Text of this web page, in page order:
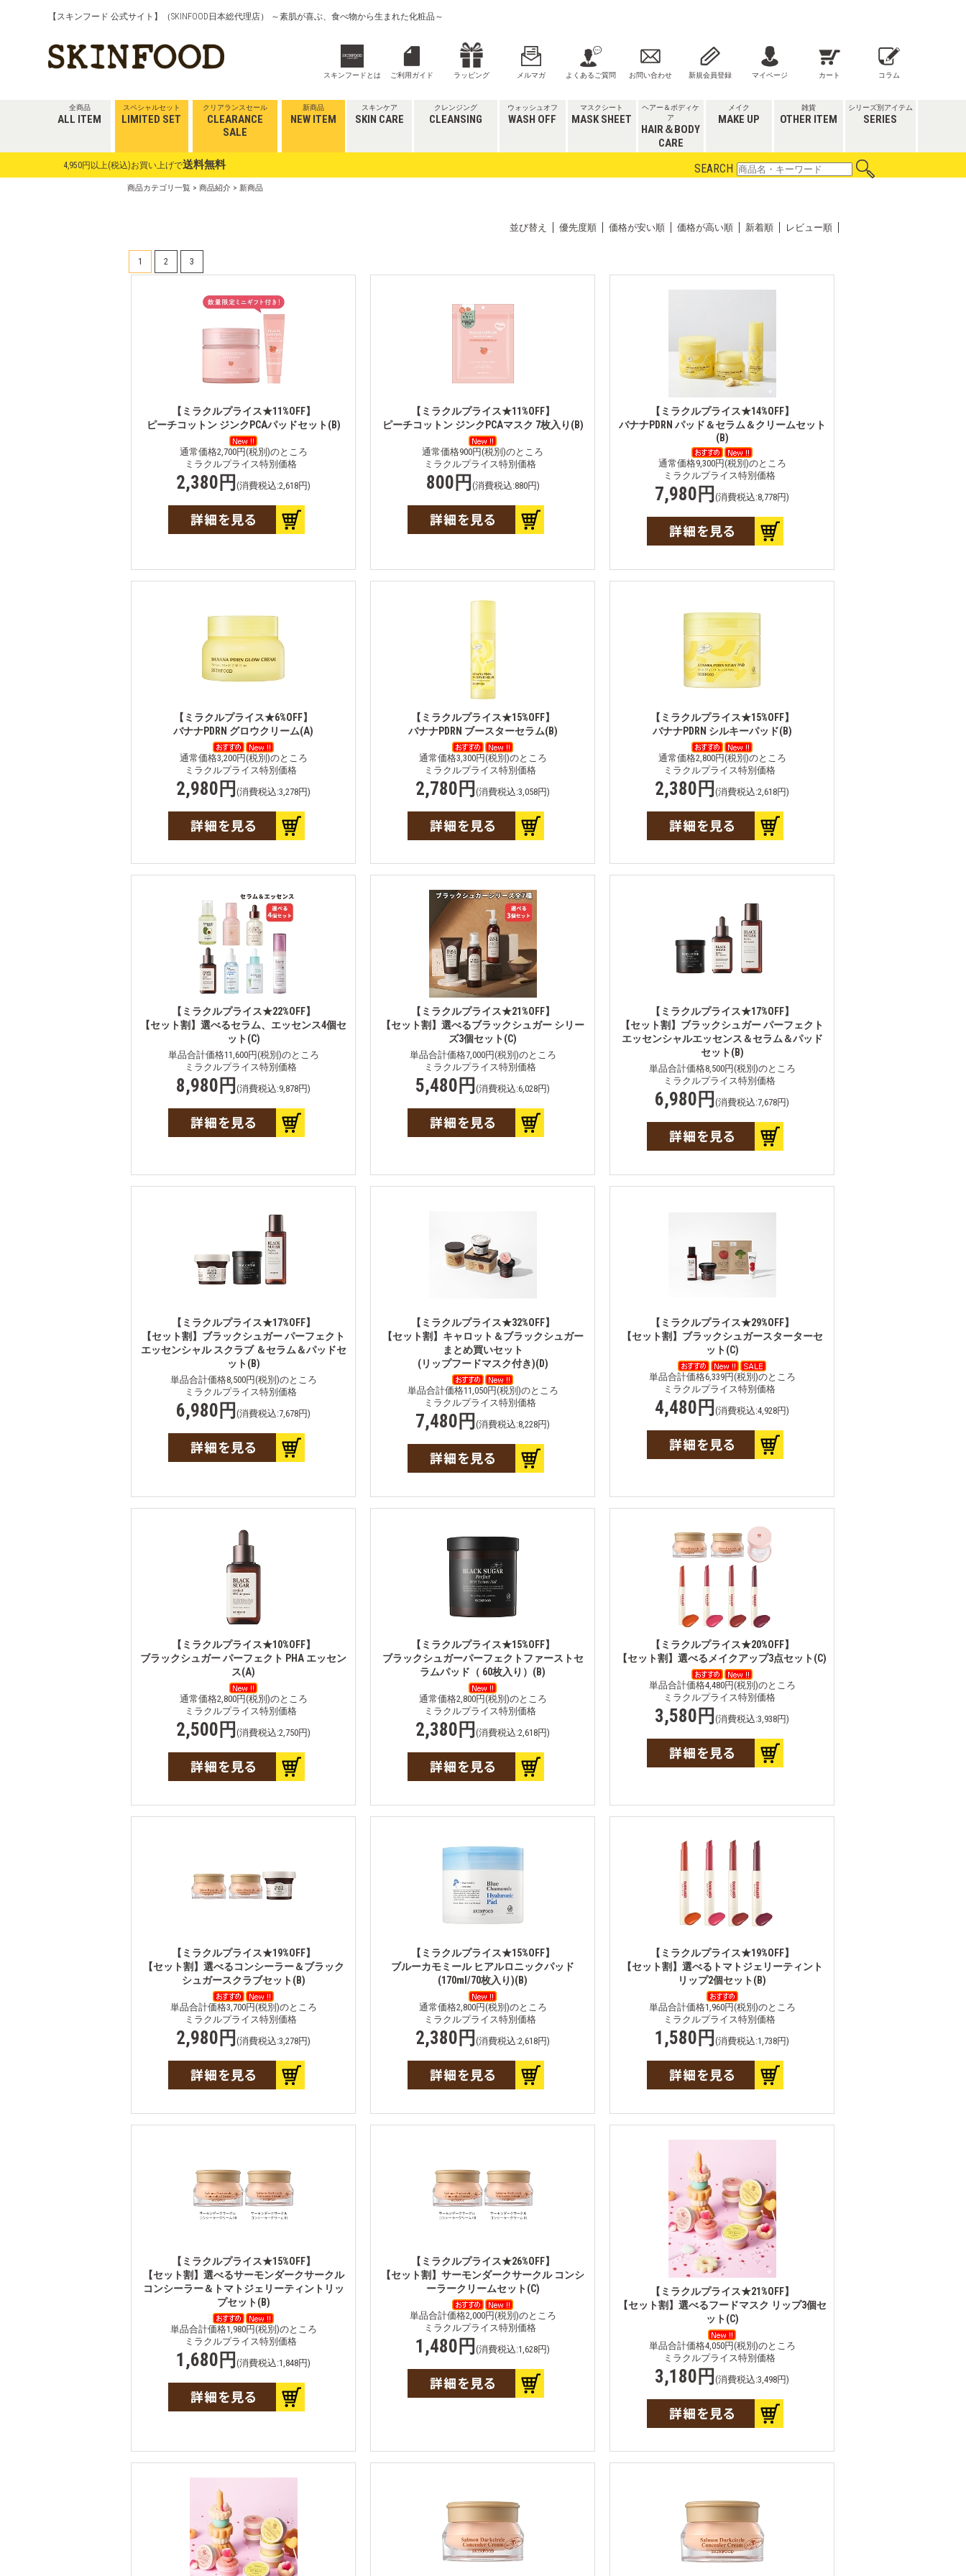
【スキンフード 公式サイト】（SKINFOOD日本総代理店） ～素肌が喜ぶ、食べ物から生まれた化粧品～
スキンフードとは ご利用ガイド ラッピング メルマガ よくあるご質問 お問い合わせ 新規会員登録 マイページ カート コラム
全商品
ALL ITEM
スペシャルセット
LIMITED SET
クリアランスセール
CLEARANCE
SALE
新商品
NEW ITEM
スキンケア
SKIN CARE
クレンジング
CLEANSING
ウォッシュオフ
WASH OFF
マスクシート
MASK SHEET
ヘアー＆ボディケ
ア
HAIR＆BODY
CARE
メイク
MAKE UP
雑貨
OTHER ITEM
シリーズ別アイテム
SERIES
4,950円以上(税込)お買い上げで送料無料 SEARCH
商品カテゴリ一覧 > 商品紹介 > 新商品
並び替え 優先度順 価格が安い順 価格が高い順 新着順 レビュー順
1 2 3
【ミラクルプライス★11%OFF】
ピーチコットン ジンクPCAパッドセット(B)
通常価格2,700円(税別)のところ
ミラクルプライス特別価格
2,380円 (消費税込:2,618円)
【ミラクルプライス★11%OFF】
ピーチコットン ジンクPCAマスク 7枚入り(B)
通常価格900円(税別)のところ
ミラクルプライス特別価格
800円 (消費税込:880円)
【ミラクルプライス★14%OFF】
バナナPDRN パッド＆セラム＆クリームセット
(B)
通常価格9,300円(税別)のところ
ミラクルプライス特別価格
7,980円 (消費税込:8,778円)
【ミラクルプライス★6%OFF】
バナナPDRN グロウクリーム(A)
通常価格3,200円(税別)のところ
ミラクルプライス特別価格
2,980円 (消費税込:3,278円)
【ミラクルプライス★15%OFF】
バナナPDRN ブースターセラム(B)
通常価格3,300円(税別)のところ
ミラクルプライス特別価格
2,780円 (消費税込:3,058円)
【ミラクルプライス★15%OFF】
バナナPDRN シルキーパッド(B)
通常価格2,800円(税別)のところ
ミラクルプライス特別価格
2,380円 (消費税込:2,618円)
【ミラクルプライス★22%OFF】
【セット割】選べるセラム、エッセンス4個セ
ット(C)
単品合計価格11,600円(税別)のところ
ミラクルプライス特別価格
8,980円 (消費税込:9,878円)
【ミラクルプライス★21%OFF】
【セット割】選べるブラックシュガー シリー
ズ3個セット(C)
単品合計価格7,000円(税別)のところ
ミラクルプライス特別価格
5,480円 (消費税込:6,028円)
【ミラクルプライス★17%OFF】
【セット割】ブラックシュガー パーフェクト
エッセンシャルエッセンス＆セラム＆パッド
セット(B)
単品合計価格8,500円(税別)のところ
ミラクルプライス特別価格
6,980円 (消費税込:7,678円)
【ミラクルプライス★17%OFF】
【セット割】ブラックシュガー パーフェクト
エッセンシャル スクラブ ＆セラム＆パッドセ
ット(B)
単品合計価格8,500円(税別)のところ
ミラクルプライス特別価格
6,980円 (消費税込:7,678円)
【ミラクルプライス★32%OFF】
【セット割】キャロット＆ブラックシュガー
まとめ買いセット
(リップフードマスク付き)(D)
単品合計価格11,050円(税別)のところ
ミラクルプライス特別価格
7,480円 (消費税込:8,228円)
【ミラクルプライス★29%OFF】
【セット割】ブラックシュガースターターセ
ット(C)
単品合計価格6,339円(税別)のところ
ミラクルプライス特別価格
4,480円 (消費税込:4,928円)
【ミラクルプライス★10%OFF】
ブラックシュガー パーフェクト PHA エッセン
ス(A)
通常価格2,800円(税別)のところ
ミラクルプライス特別価格
2,500円 (消費税込:2,750円)
【ミラクルプライス★15%OFF】
ブラックシュガーパーフェクトファーストセ
ラムパッド（ 60枚入り）(B)
通常価格2,800円(税別)のところ
ミラクルプライス特別価格
2,380円 (消費税込:2,618円)
【ミラクルプライス★20%OFF】
【セット割】選べるメイクアップ3点セット(C)
単品合計価格4,480円(税別)のところ
ミラクルプライス特別価格
3,580円 (消費税込:3,938円)
【ミラクルプライス★19%OFF】
【セット割】選べるコンシーラー＆ブラック
シュガースクラブセット(B)
単品合計価格3,700円(税別)のところ
ミラクルプライス特別価格
2,980円 (消費税込:3,278円)
【ミラクルプライス★15%OFF】
ブルーカモミール ヒアルロニックパッド
(170ml/70枚入り)(B)
通常価格2,800円(税別)のところ
ミラクルプライス特別価格
2,380円 (消費税込:2,618円)
【ミラクルプライス★19%OFF】
【セット割】選べるトマトジェリーティント
リップ2個セット(B)
単品合計価格1,960円(税別)のところ
ミラクルプライス特別価格
1,580円 (消費税込:1,738円)
【ミラクルプライス★15%OFF】
【セット割】選べるサーモンダークサークル
コンシーラー＆トマトジェリーティントリッ
プセット(B)
単品合計価格1,980円(税別)のところ
ミラクルプライス特別価格
1,680円 (消費税込:1,848円)
【ミラクルプライス★26%OFF】
【セット割】サーモンダークサークル コンシ
ーラークリームセット(C)
単品合計価格2,000円(税別)のところ
ミラクルプライス特別価格
1,480円 (消費税込:1,628円)
【ミラクルプライス★21%OFF】
【セット割】選べるフードマスク リップ3個セ
ット(C)
単品合計価格4,050円(税別)のところ
ミラクルプライス特別価格
3,180円 (消費税込:3,498円)